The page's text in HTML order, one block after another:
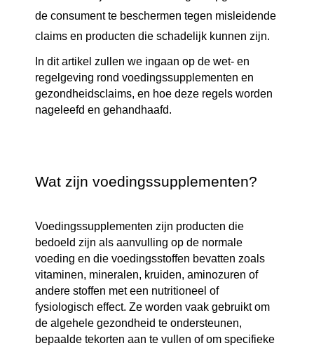
de consument te beschermen tegen misleidende
claims en producten die schadelijk kunnen zijn.
In dit artikel zullen we ingaan op de wet- en
regelgeving rond voedingssupplementen en
gezondheidsclaims, en hoe deze regels worden
nageleefd en gehandhaafd.
Wat zijn voedingssupplementen?
Voedingssupplementen zijn producten die
bedoeld zijn als aanvulling op de normale
voeding en die voedingsstoffen bevatten zoals
vitaminen, mineralen, kruiden, aminozuren of
andere stoffen met een nutritioneel of
fysiologisch effect. Ze worden vaak gebruikt om
de algehele gezondheid te ondersteunen,
bepaalde tekorten aan te vullen of om specifieke